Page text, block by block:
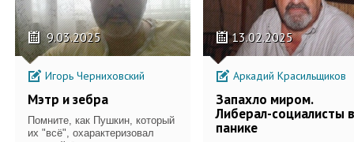
9.03.2025
Игорь Черниховский
Мэтр и зебра
Помните, как Пушкин, который
их "всё", охарактеризовал
13.02.2025
Аркадий Красильщиков
Запахло миром.
Либерал-социалисты в
панике